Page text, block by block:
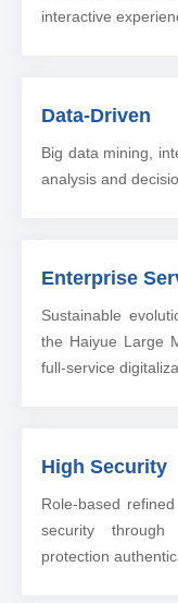
interactive
Data-Driven
Big data mining,
analysis and
Enterprise
Sustainable
the Haiyue Large
full-service
High Security
Role-based
security
protection